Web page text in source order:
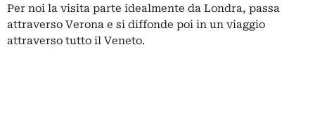
Per noi la visita parte idealmente da Londra, passa
attraverso Verona e si diffonde poi in un viaggio
attraverso tutto il Veneto.